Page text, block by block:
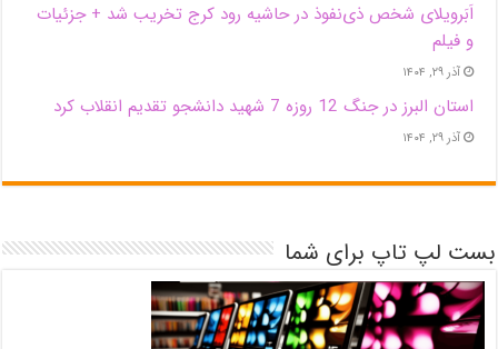
اَبَر‌ویلای شخص ذی‌نفوذ در حاشیه‌ رود کرج تخریب شد + جزئیات
و فیلم
آذر ۲۹, ۱۴۰۴
استان البرز در جنگ 12 روزه 7 شهید دانشجو تقدیم انقلاب کرد
آذر ۲۹, ۱۴۰۴
بست لپ تاپ برای شما